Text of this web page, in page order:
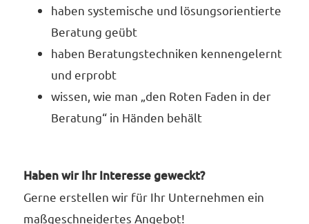
haben systemische und lösungsorientierte
Beratung geübt
haben Beratungstechniken kennengelernt
und erprobt
wissen, wie man „den Roten Faden in der
Beratung“ in Händen behält
Haben wir Ihr Interesse geweckt?
Gerne erstellen wir für Ihr Unternehmen ein
maßgeschneidertes Angebot!